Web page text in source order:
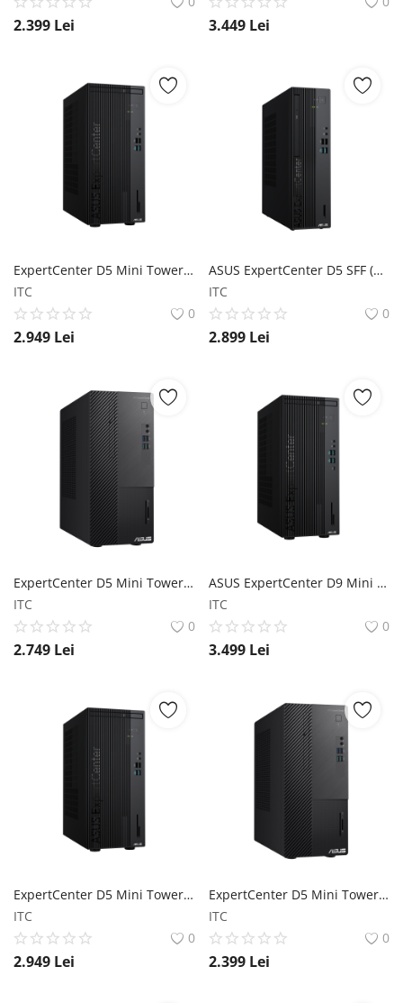
2.399 Lei 3.449 Lei
ExpertCenter D5 Mini Tower (D500MER) ASUS
ITC
0
2.949 Lei
ASUS ExpertCenter D5 SFF (D500SER) ASUS
ITC
0
2.899 Lei
ExpertCenter D5 Mini Tower (D500ME) ASUS
ITC
0
2.749 Lei
ASUS ExpertCenter D9 Mini Tower (D901MDR) ASUS
ITC
0
3.499 Lei
ExpertCenter D5 Mini Tower (D500MER) ASUS
ITC
0
2.949 Lei
ExpertCenter D5 Mini Tower (D500ME) ASUS
ITC
0
2.399 Lei